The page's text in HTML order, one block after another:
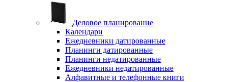
Деловое планирование
Календари
Ежедневники датированные
Планинги датированные
Планинги недатированные
Ежедневники недатированные
Алфавитные и телефонные книги